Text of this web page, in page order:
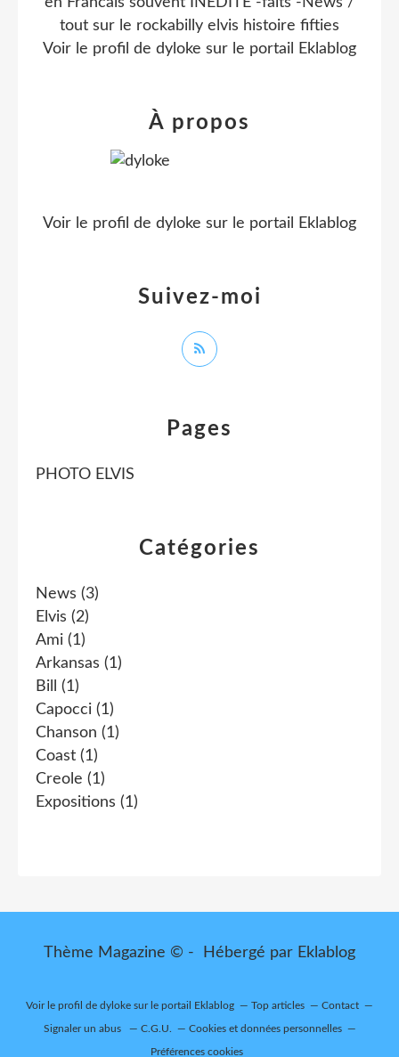
Catégories
News (3)
Elvis (2)
Ami (1)
Arkansas (1)
Bill
(1)
Capocci (1)
Chanson (1)
Coast (1)
Creole (1)
Expositions (1)
Pages
PHOTO ELVIS
tout sur le rockabilly elvis histoire fifties
Voir le profil de dyloke sur le portail Eklablog
Suivez-moi
À propos
Voir le profil de dyloke sur le portail Eklablog
Thème Magazine © - Hébergé par Eklablog
Voir le profil de dyloke sur le portail Eklablog Top articles Contact
Signaler un abus C.G.U. Cookies et données personnelles
Préférences cookies